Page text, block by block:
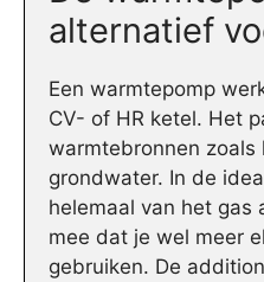
alternatief
Een warmtepomp
CV- of HR ketel. Het
warmtebronnen
grondwater. In de
helemaal van het gas
mee dat je wel meer
gebruiken. De